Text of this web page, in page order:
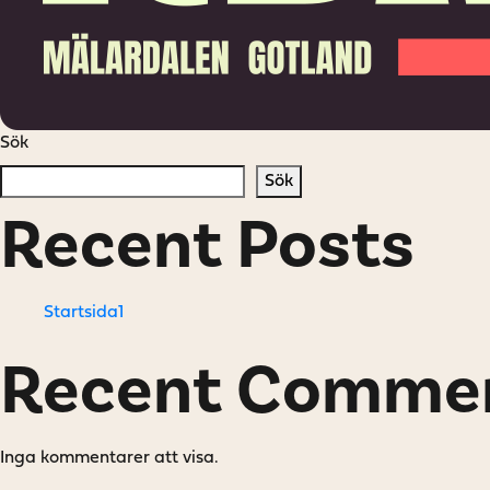
Sök
Sök
Recent Posts
Startsida1
Recent
Inga kommentarer att visa.